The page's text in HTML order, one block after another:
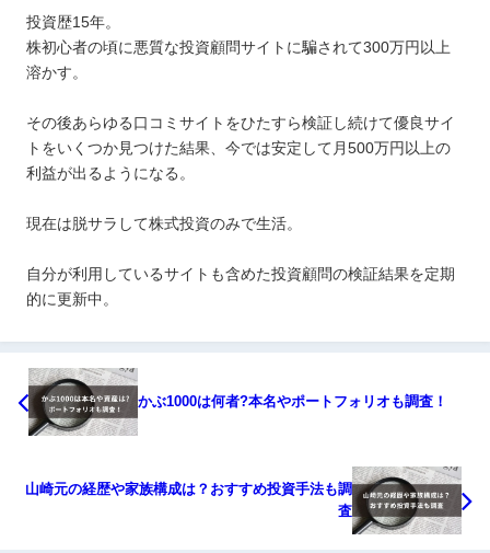
投資歴15年。
株初心者の頃に悪質な投資顧問サイトに騙されて300万円以上
溶かす。
その後あらゆる口コミサイトをひたすら検証し続けて優良サイ
トをいくつか見つけた結果、今では安定して月500万円以上の
利益が出るようになる。
現在は脱サラして株式投資のみで生活。
自分が利用しているサイトも含めた投資顧問の検証結果を定期
的に更新中。
かぶ1000は何者?本名やポートフォリオも調査！
山崎元の経歴や家族構成は？おすすめ投資手法も調
査